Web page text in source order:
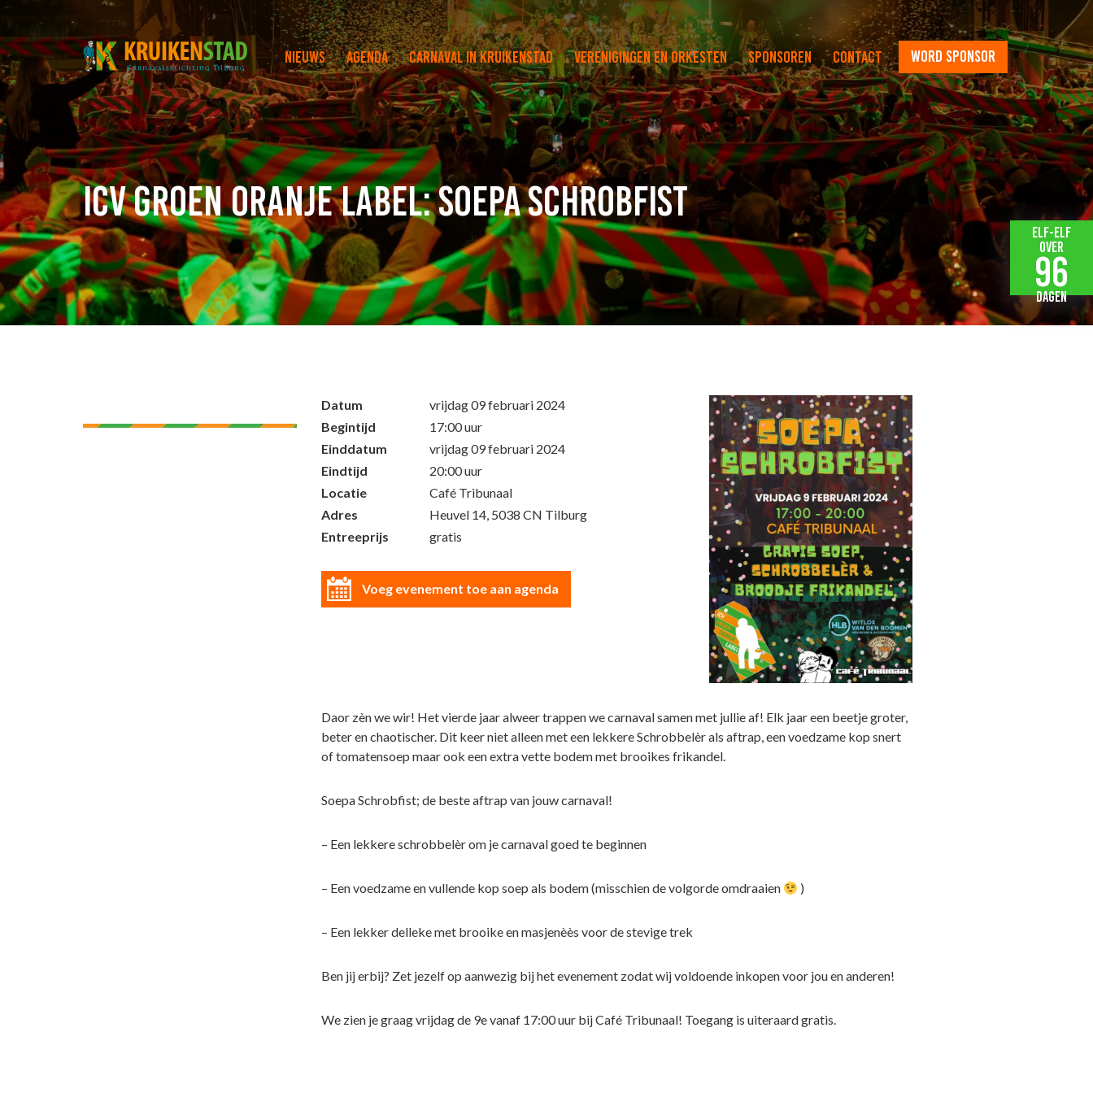
Nieuws Agenda Carnaval in Kruikenstad Verenigingen en orkesten Sponsoren Contact word sponsor
ICV Groen Oranje Label: Soepa Schrobfist
Datum
vrijdag 09 februari 2024
Begintijd
17:00 uur
Einddatum
vrijdag 09 februari 2024
Eindtijd
20:00 uur
Locatie
Café Tribunaal
Adres
Heuvel 14, 5038 CN Tilburg
Entreeprijs
gratis
Voeg evenement toe aan agenda
Daor zèn we wir! Het vierde jaar alweer trappen we carnaval samen met jullie af! Elk jaar een beetje groter,
beter en chaotischer. Dit keer niet alleen met een lekkere Schrobbelèr als aftrap, een voedzame kop snert
of tomatensoep maar ook een extra vette bodem met brooikes frikandel.
Soepa Schrobfist; de beste aftrap van jouw carnaval!
– Een lekkere schrobbelèr om je carnaval goed te beginnen
– Een voedzame en vullende kop soep als bodem (misschien de volgorde omdraaien )
– Een lekker delleke met brooike en masjenèès voor de stevige trek
Ben jij erbij? Zet jezelf op aanwezig bij het evenement zodat wij voldoende inkopen voor jou en anderen!
We zien je graag vrijdag de 9e vanaf 17:00 uur bij Café Tribunaal! Toegang is uiteraard gratis.
Elf-elf
over
96
dagen